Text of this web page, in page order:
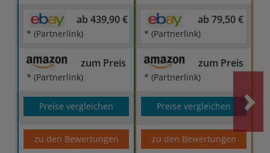
ab 439,90 €
* (Partnerlink)
ab 79,50 €
* (Partnerlink)
zum Preis
* (Partnerlink)
zum Preis
* (Partnerlink)
Preise vergleichen Preise vergleichen
zu den Bewertungen zu den Bewertungen